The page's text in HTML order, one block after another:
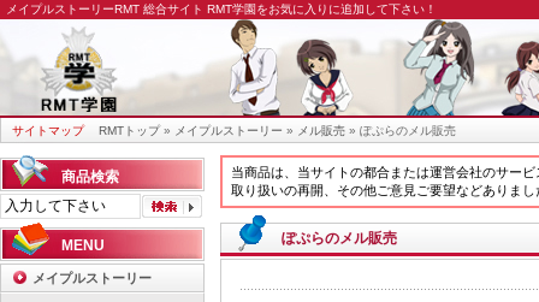
メイプルストーリーRMT 総合サイト RMT学園をお気に入りに追加して下さい！
サイトマップ RMTトップ» メイプルストーリー » メル販売 » ぽぷらのメル販売
商品検索
MENU
メイプルストーリー
当商品は、当サイトの都合または運営会社のサー
取り扱いの再開、その他ご意見ご要望などありま
ぽぷらのメル販売